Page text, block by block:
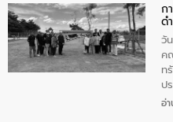
ก
ด
ท
ปี
วั
ค
ท
ป
ต
อ่